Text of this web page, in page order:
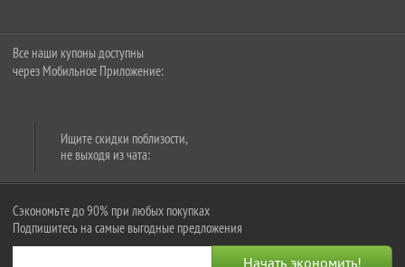
Все наши купоны доступны
через Мобильное Приложение:
Ищите скидки поблизости,
не выходя из чата:
Сэкономьте до 90% при любых покупках
Подпишитесь на самые выгодные предложения